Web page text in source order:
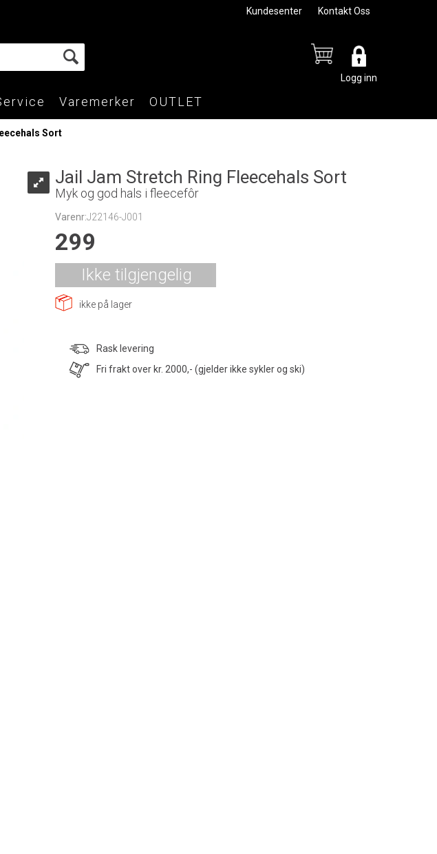
Kundesenter Kontakt Oss
Logg inn
Varemerker OUTLET
Sort
Jail Jam Stretch Ring Fleecehals Sort
Myk og god hals i fleecefôr
Varenr:J22146-J001
299
Ikke tilgjengelig
ikke på lager
Rask levering
Fri frakt over kr. 2000,- (gjelder ikke sykler og ski)